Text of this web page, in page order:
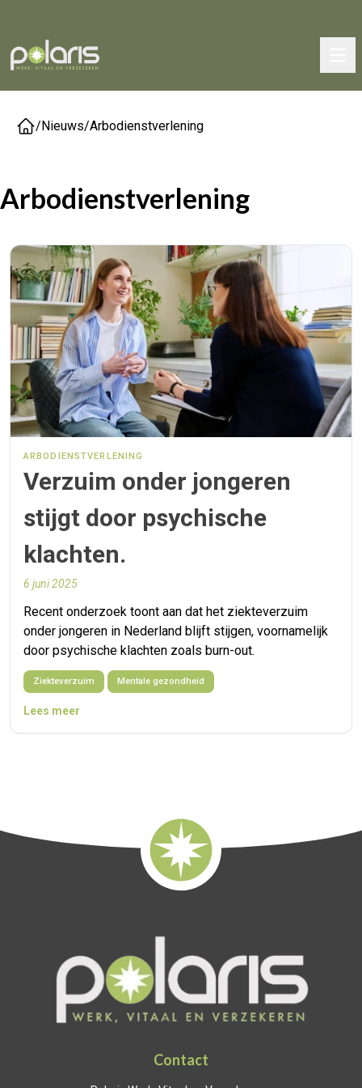
/Nieuws/Arbodienstverlening
Arbodienstverlening
ARBODIENSTVERLENING
Verzuim onder jongeren
stijgt door psychische
klachten.
6 juni 2025
Recent onderzoek toont aan dat het ziekteverzuim
onder jongeren in Nederland blijft stijgen, voornamelijk
door psychische klachten zoals burn-out.
Ziekteverzuim Mentale gezondheid
Lees meer
Contact